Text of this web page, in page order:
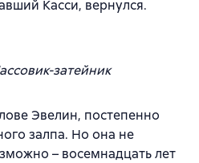
Касси, вернулся.
затейник
Эвелин, постепенно
залпа. Но она не
– восемнадцать лет